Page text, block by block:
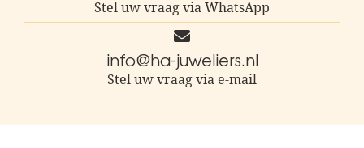
Stel uw vraag via WhatsApp
info@ha-juweliers.nl
Stel uw vraag via e-mail